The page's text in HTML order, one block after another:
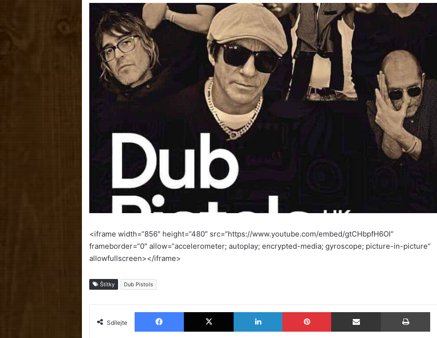
<iframe width=“856″ height=“480″ src=“https://www.youtube.com/embed/gtCHbpfH6OI“
frameborder=“0″ allow=“accelerometer; autoplay; encrypted-media; gyroscope; picture-in-picture“
allowfullscreen></iframe>
Štítky Dub Pistols
Sdílejte
Facebook X LinkedIn Pinterest Sdílet e-mailem